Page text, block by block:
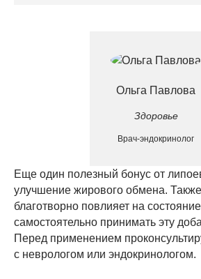
Ольга Павлова
Здоровье
Врач-эндокринолог
Еще один полезный бонус от
улучшение жирового обмена.
благотворно повлияет на
самостоятельно принимать эту
Перед применением
с неврологом или эндокринологом.